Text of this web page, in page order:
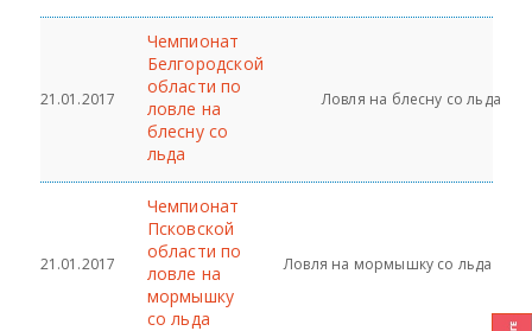
21.01.2017
Чемпионат
Белгородской
области по
ловле на
блесну со
льда
Ловля на блесну со льда
21.01.2017
Чемпионат
Псковской
области по
ловле на
мормышку
со льда
Ловля на мормышку со льда